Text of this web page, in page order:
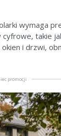
wymaga
takie
i drzwi,
promocji